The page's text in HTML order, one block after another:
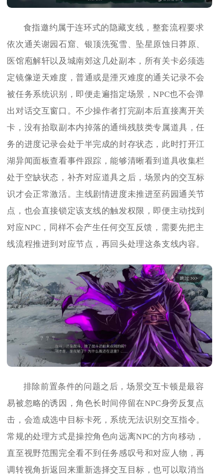
食指邀约属于连环式的隐藏支线，整套流程要求
依次通关谢园石窟、银顶洗冤雪、坠星原蚀日莽原、
医馆庖解轩以及城南郊这几处副本，所有关卡必须选
定镜像逆天难度，普通或是湮灭难度的通关记录不会
被任务系统识别，即便走遍指定场景，NPC也不会弹
出对话交互窗口。不少操作者打完副本后直接离开关
卡，没有拾取副本内掉落的通缉残肢类专属道具，任
务的进度记录会处于半完成的封存状态，此时打开江
湖异闻面板查看事件跟踪，能够清晰看到道具收集栏
处于空缺状态，补齐对应道具之后，场景内的交互标
识才会正常激活。主线剧情进度未推进至药园通关节
点，也会直接锁定该支线的触发权限，即便主动找到
对应NPC，同样不会产生任何交互反馈，需要先把主
线流程推进到对应节点，再回头处理这条支线内容。
排除前置条件的问题之后，场景交互卡顿是最容
易被忽略的诱因，角色长时间停留在NPC身旁反复点
击，会造成选中目标卡死，系统无法识别交互指令。
常规的处理方式是操控角色向远离NPC的方向移动，
直至视野范围完全看不到任务感叹号和对应人物，再
调转视角折返回来重新选择交互目标，也可以取消当